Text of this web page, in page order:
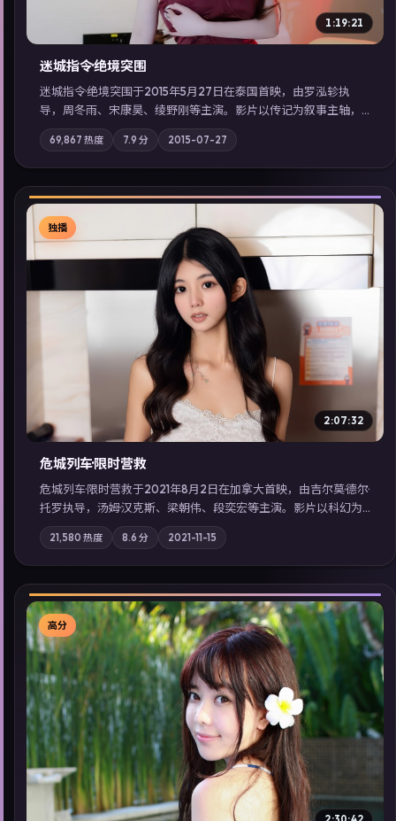
1:19:21
迷城指令·绝境突围
迷城指令·绝境突围于2015年5月27日在泰国首映，由罗泓轸执
导，周冬雨、宋康昊、绫野刚等主演。影片以传记为叙事主轴，
记忆碎片重组后，主角发现自己从未活过“真实”的一天；摄影与
配乐强化地域气质；站内亦可通过「国产免费观看高清电视剧在
线看」延展检索同类型高分佳作，畅享高清在线追剧体验。
69,867 热度 7.9 分 2015-07-27
▶
独播
2:07:32
危城列车·限时营救
危城列车·限时营救于2021年8月2日在加拿大首映，由吉尔莫·德尔·
托罗执导，汤姆·汉克斯、梁朝伟、段奕宏等主演。影片以科幻为
叙事主轴，一场意外将众人卷入不可撤回的连锁反应；摄影与配
乐强化地域气质；站内亦可通过「国产免费观看高清电视剧在线
看」延展检索同类型高分佳作，畅享高清在线追剧体验。
21,580 热度 8.6 分 2021-11-15
▶
高分